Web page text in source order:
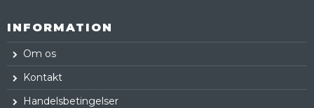
INFORMATION
Om os
Kontakt
Handelsbetingelser